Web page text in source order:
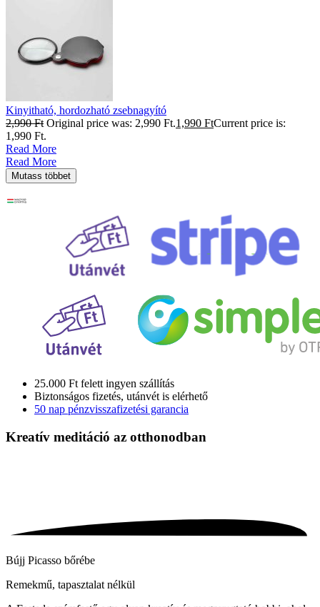
Kinyitható, hordozható zsebnagyító
2,990Ft Original price was: 2,990 Ft.1,990 FtCurrent price is:
1,990 Ft.
Read More
Read More
Mutass többet
25.000 Ft felett ingyen szállítás
Biztonságos fizetés, utánvét is elérhető
50 nap pénzvisszafizetési garancia
Kreatív meditáció az otthonodban
Bújj Picasso bőrébe
Remekmű, tapasztalat nélkül